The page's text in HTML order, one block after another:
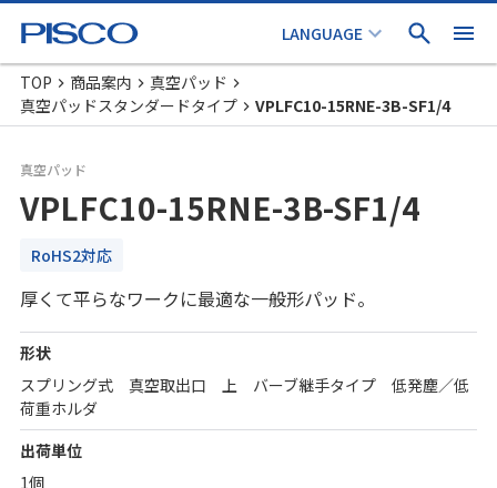
TOP 商品案内
真空パッド
真空パッドスタンダードタイプ
VPLFC10-15RNE-3B-SF1/4
真空パッド
VPLFC10-15RNE-3B-SF1/4
RoHS2対応
厚くて平らなワークに最適な一般形パッド。
形状
スプリング式 真空取出口 上 バーブ継手タイプ 低発塵／低
荷重ホルダ
出荷単位
1個